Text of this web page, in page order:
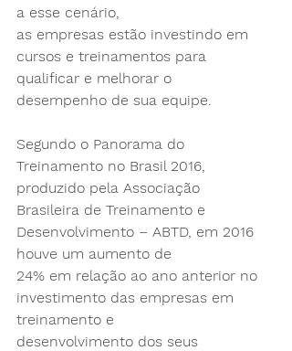
a esse cenário,
as empresas estão investindo em
cursos e treinamentos para
qualificar e melhorar o
desempenho de sua equipe.
Segundo o Panorama do
Treinamento no Brasil 2016,
produzido pela Associação
Brasileira de Treinamento e
Desenvolvimento – ABTD, em 2016
houve um aumento de
24% em relação ao ano anterior no
investimento das empresas em
treinamento e
desenvolvimento dos seus